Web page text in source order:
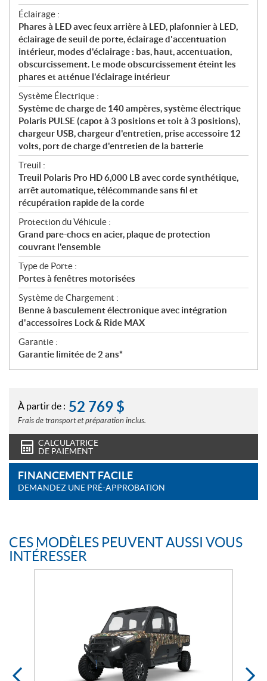
Éclairage :
Phares à LED avec feux arrière à LED, plafonnier à LED,
éclairage de seuil de porte, éclairage d'accentuation
intérieur, modes d'éclairage : bas, haut, accentuation,
obscurcissement. Le mode obscurcissement éteint les
phares et atténue l'éclairage intérieur
Système Électrique :
Système de charge de 140 ampères, système électrique
Polaris PULSE (capot à 3 positions et toit à 3 positions),
chargeur USB, chargeur d'entretien, prise accessoire 12
volts, port de charge d'entretien de la batterie
Treuil :
Treuil Polaris Pro HD 6,000 LB avec corde synthétique,
arrêt automatique, télécommande sans fil et
récupération rapide de la corde
Protection du Véhicule :
Grand pare-chocs en acier, plaque de protection
couvrant l'ensemble
Type de Porte :
Portes à fenêtres motorisées
Système de Chargement :
Benne à basculement électronique avec intégration
d'accessoires Lock & Ride MAX
Garantie :
Garantie limitée de 2 ans*
À partir de : 52 769 $
Frais de transport et préparation inclus.
CALCULATRICE
DE PAIEMENT
FINANCEMENT FACILE
DEMANDEZ UNE PRÉ-APPROBATION
CES MODÈLES PEUVENT AUSSI VOUS
INTÉRESSER